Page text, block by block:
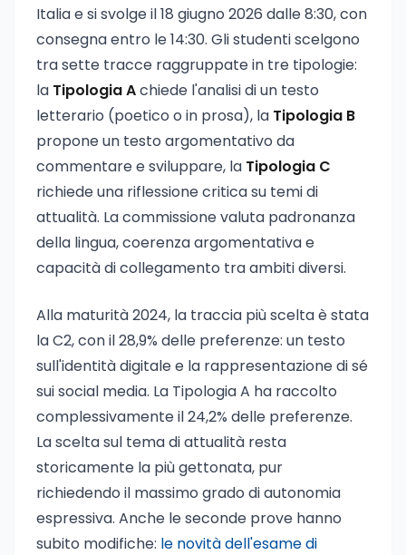
Italia e si svolge il 18 giugno 2026 dalle 8:30, con
consegna entro le 14:30. Gli studenti scelgono
tra sette tracce raggruppate in tre tipologie:
la Tipologia Achiede l'analisi di un testo
letterario (poetico o in prosa), la Tipologia B
propone un testo argomentativo da
commentare e sviluppare, la Tipologia C
richiede una riflessione critica su temi di
attualità. La commissione valuta padronanza
della lingua, coerenza argomentativa e
capacità di collegamento tra ambiti diversi.
Alla maturità 2024, la traccia più scelta è stata
la C2, con il 28,9% delle preferenze: un testo
sull'identità digitale e la rappresentazione di sé
sui social media. La Tipologia A ha raccolto
complessivamente il 24,2% delle preferenze.
La scelta sul tema di attualità resta
storicamente la più gettonata, pur
richiedendo il massimo grado di autonomia
espressiva. Anche le seconde prove hanno
subito modifiche: le novità dell'esame di